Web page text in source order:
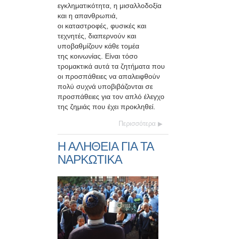
εγκληματικότητα, η μισαλλοδοξία
και η απανθρωπιά,
οι καταστροφές, φυσικές και
τεχνητές, διαπερνούν και
υποβαθμίζουν κάθε τομέα
της κοινωνίας. Είναι τόσο
τρομακτικά αυτά τα ζητήματα που
οι προσπάθειες να απαλειφθούν
πολύ συχνά υποβιβάζονται σε
προσπάθειες για τον απλό έλεγχο
της ζημιάς που έχει προκληθεί.
Περισσότερα
Η ΑΛΗΘΕΙΑ ΓΙΑ ΤΑ
ΝΑΡΚΩΤΙΚΑ